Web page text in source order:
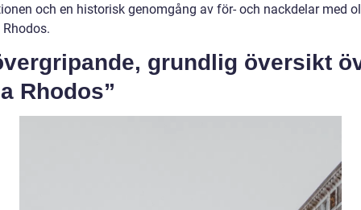
och en historisk genomgång av för- och nackdelar med
grundlig översikt
Rhodos”